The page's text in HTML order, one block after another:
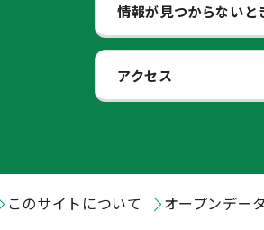
情報が見つからないと
アクセス
このサイトについて オープンデー